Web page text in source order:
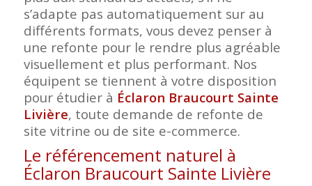
s’adapte pas automatiquement sur au
différents formats, vous devez penser à
une refonte pour le rendre plus agréable
visuellement et plus performant. Nos
équipent se tiennent à votre disposition
pour étudier à Éclaron Braucourt Sainte
Livière, toute demande de refonte de
site vitrine ou de site e-commerce.
Le référencement naturel à
Éclaron Braucourt Sainte Livière